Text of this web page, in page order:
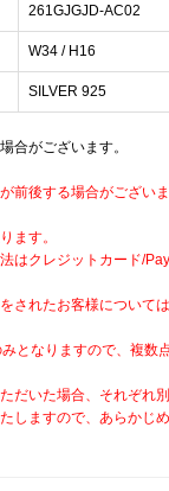
261GJGJD-AC02
W34 / H16
SILVER 925
合がございます。
前後する場合がござい
ます。
はクレジットカード/
されたお客様について
となりますので、複数
だいた場合、それぞれ
しますので、あらかじ